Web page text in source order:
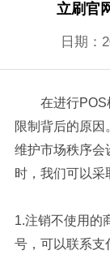
立刷官
日期：
在进行
限制背后的原
维护市场秩序会
时，我们可以采
1.注销不使用的
号，可以联系支